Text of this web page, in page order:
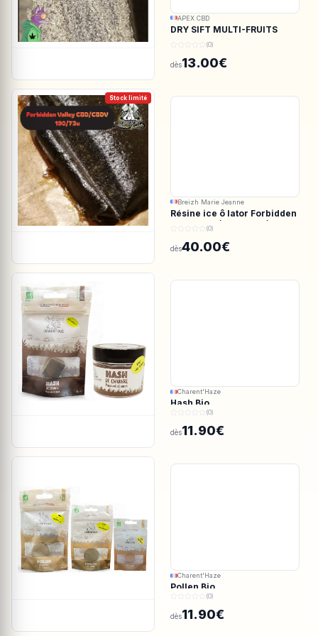
APEX CBD
DRY SIFT MULTI-FRUITS
150u CBD - APEX CBD
(0)
dès13.00€
Stock limité
Breizh Marie Jeanne
Résine ice ô lator Forbidden
valley CBD/CBDV 190/73u
(0)
dès40.00€
Charent'Haze
Hash Bio
(0)
dès11.90€
Charent'Haze
Pollen Bio
(0)
dès11.90€